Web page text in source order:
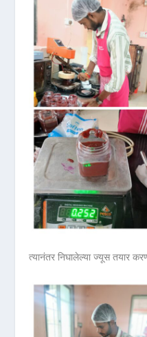
त्यानंतर निघालेल्या ज्यूस तयार